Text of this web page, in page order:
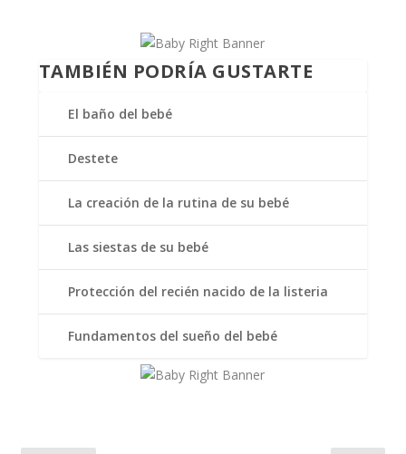
TAMBIÉN PODRÍA GUSTARTE
El baño del bebé
Destete
La creación de la rutina de su bebé
Las siestas de su bebé
Protección del recién nacido de la listeria
Fundamentos del sueño del bebé